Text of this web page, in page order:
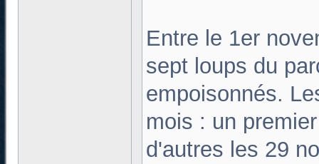
Entre le 1er
sept loups du
empoisonnés.
mois : un
d'autres les 29